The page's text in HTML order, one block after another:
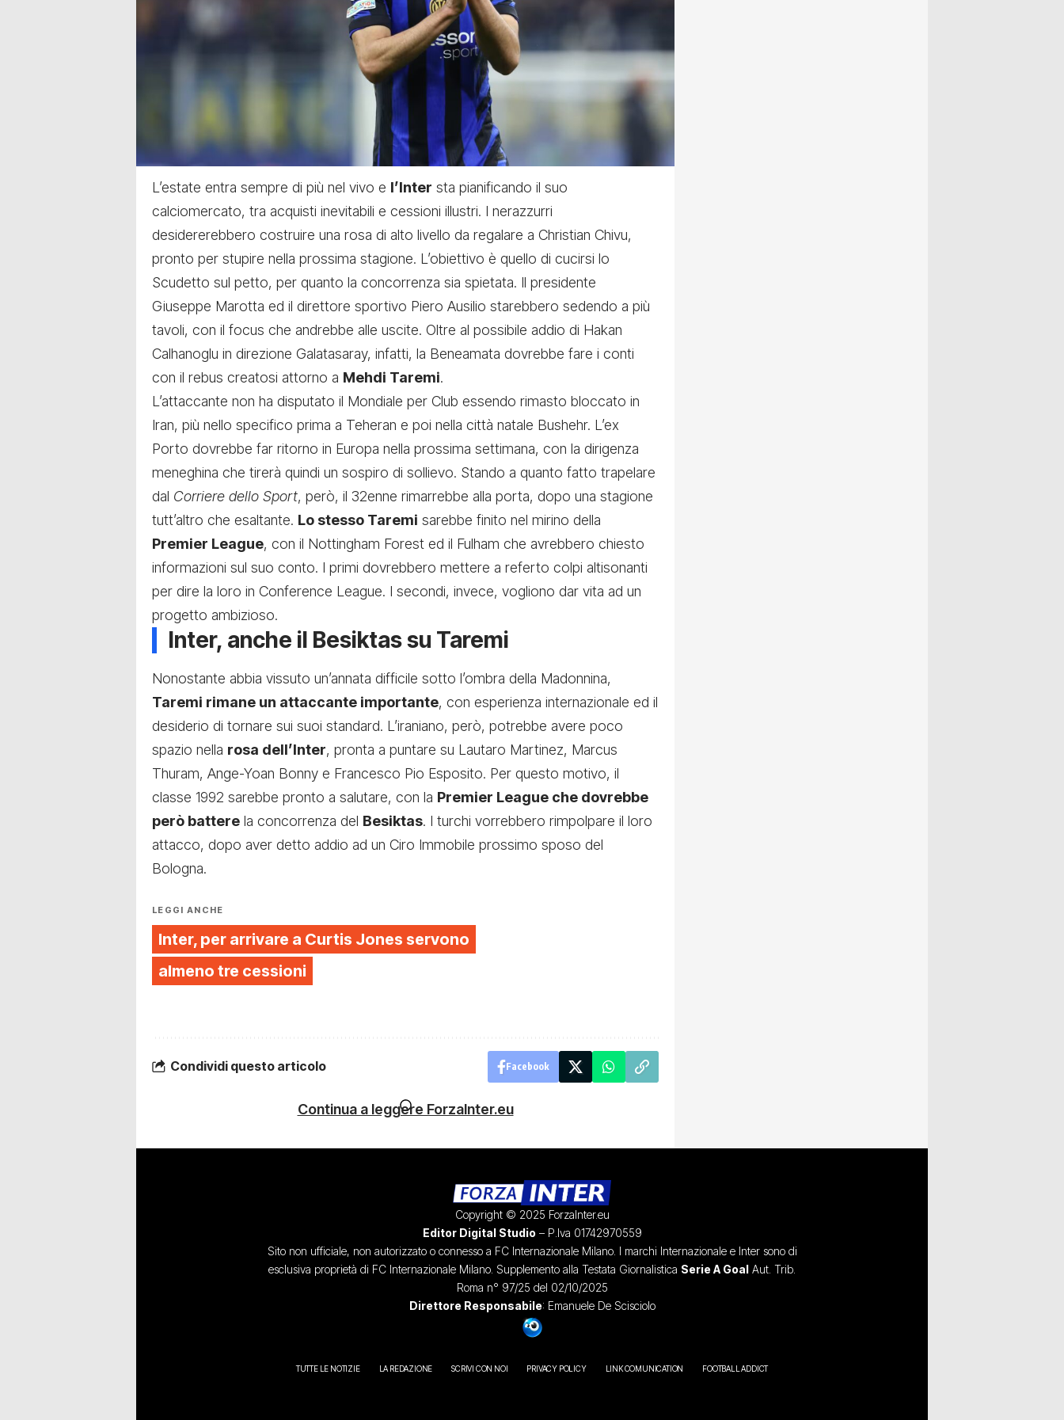
L’estate entra sempre di più nel vivo e l’Inter sta pianificando il suo
calciomercato, tra acquisti inevitabili e cessioni illustri. I nerazzurri
desidererebbero costruire una rosa di alto livello da regalare a Christian Chivu,
pronto per stupire nella prossima stagione. L’obiettivo è quello di cucirsi lo
Scudetto sul petto, per quanto la concorrenza sia spietata. Il presidente
Giuseppe Marotta ed il direttore sportivo Piero Ausilio starebbero sedendo a più
tavoli, con il focus che andrebbe alle uscite. Oltre al possibile addio di Hakan
Calhanoglu in direzione Galatasaray, infatti, la Beneamata dovrebbe fare i conti
con il rebus creatosi attorno a Mehdi Taremi.
L’attaccante non ha disputato il Mondiale per Club essendo rimasto bloccato in
Iran, più nello specifico prima a Teheran e poi nella città natale Bushehr. L’ex
Porto dovrebbe far ritorno in Europa nella prossima settimana, con la dirigenza
meneghina che tirerà quindi un sospiro di sollievo. Stando a quanto fatto trapelare
dal Corriere dello Sport, però, il 32enne rimarrebbe alla porta, dopo una stagione
tutt’altro che esaltante. Lo stesso Taremi sarebbe finito nel mirino della
Premier League, con il Nottingham Forest ed il Fulham che avrebbero chiesto
informazioni sul suo conto. I primi dovrebbero mettere a referto colpi altisonanti
per dire la loro in Conference League. I secondi, invece, vogliono dar vita ad un
progetto ambizioso.
Inter, anche il Besiktas su Taremi
Nonostante abbia vissuto un’annata difficile sotto l’ombra della Madonnina,
Taremi rimane un attaccante importante, con esperienza internazionale ed il
desiderio di tornare sui suoi standard. L’iraniano, però, potrebbe avere poco
spazio nella rosa dell’Inter, pronta a puntare su Lautaro Martinez, Marcus
Thuram, Ange-Yoan Bonny e Francesco Pio Esposito. Per questo motivo, il
classe 1992 sarebbe pronto a salutare, con la Premier League che dovrebbe
però battere la concorrenza del Besiktas. I turchi vorrebbero rimpolpare il loro
attacco, dopo aver detto addio ad un Ciro Immobile prossimo sposo del
Bologna.
LEGGI ANCHE
Inter, per arrivare a Curtis Jones servono
almeno tre cessioni
Condividi questo articolo Facebook
Continua a leggere ForzaInter.eu
Copyright © 2025 ForzaInter.eu
Editor Digital Studio – P.Iva 01742970559
Sito non ufficiale, non autorizzato o connesso a FC Internazionale Milano. I marchi Internazionale e Inter sono di
esclusiva proprietà di FC Internazionale Milano. Supplemento alla Testata Giornalistica Serie A Goal Aut. Trib.
Roma n° 97/25 del 02/10/2025
Direttore Responsabile: Emanuele De Scisciolo
TUTTE LE NOTIZIE LA REDAZIONE SCRIVI CON NOI PRIVACY POLICY LINK COMUNICATION FOOTBALL ADDICT